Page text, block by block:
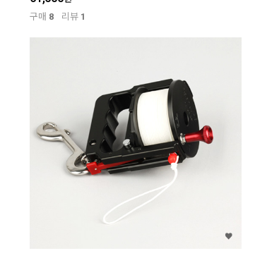
구매 8 리뷰 1